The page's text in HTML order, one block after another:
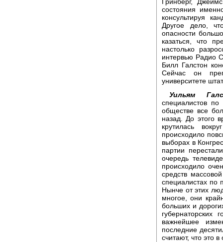
состояния
консультируя
Другое дело,
опасности
казаться, что
настолько
интервью Радио
Билл Галстон
Сейчас он
университете
Уильям
специалистов по
обществе все
назад. До этого
крутилась
происходило
выборах в
партии
очередь
происходило
средств
специалистах по
Нынче от этих
многое, они
больших и
губернаторских
важнейшее
последние
считают, что это